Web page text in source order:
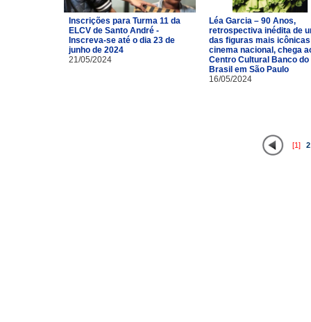
Inscrições para Turma 11 da
ELCV de Santo André -
Inscreva-se até o dia 23 de
junho de 2024
21/05/2024
Léa Garcia – 90 Anos,
retrospectiva inédita de
das figuras mais
cinema nacional, chega
Centro Cultural Banco do
Brasil em São Paulo
16/05/2024
[1] 2